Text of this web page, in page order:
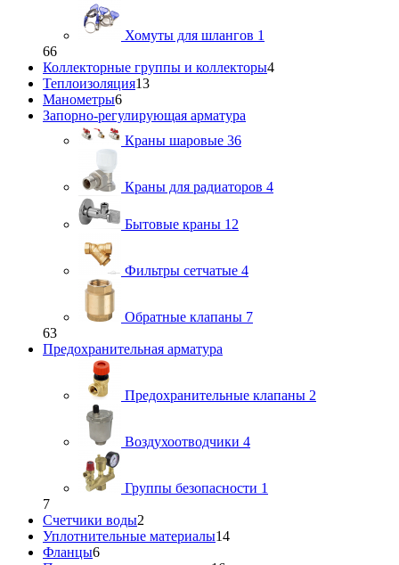
Хомуты для шлангов 1
66
Коллекторные группы и коллекторы4
Теплоизоляция13
Манометры6
Запорно-регулирующая арматура
Краны шаровые 36
Краны для радиаторов 4
Бытовые краны 12
Фильтры сетчатые 4
Обратные клапаны 7
63
Предохранительная арматура
Предохранительные клапаны 2
Воздухоотводчики 4
Группы безопасности 1
7
Счетчики воды2
Уплотнительные материалы14
Фланцы6